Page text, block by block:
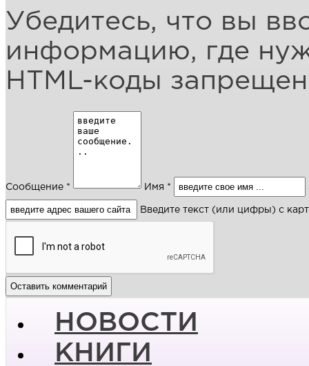
Убедитесь, что вы
информацию, где
HTML-коды
Сообщение * Имя *
Введите текст (или цифры) с
НОВОСТИ
КНИГИ